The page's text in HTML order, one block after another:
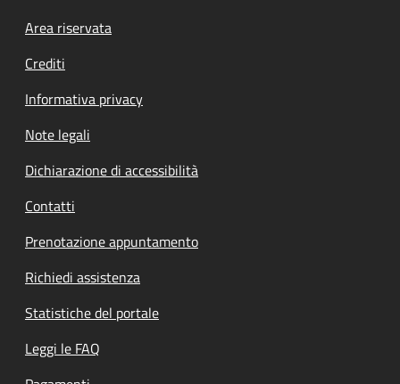
Footer menu
Area riservata
Crediti
Informativa privacy
Note legali
Dichiarazione di accessibilità
Contatti
Prenotazione appuntamento
Richiedi assistenza
Statistiche del portale
Leggi le FAQ